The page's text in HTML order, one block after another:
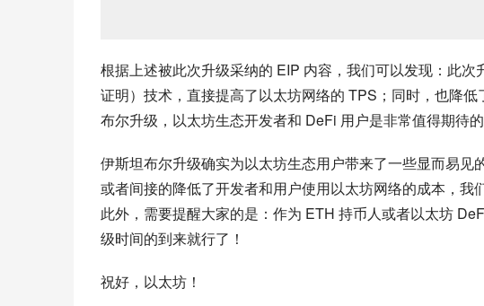
根据上述被此次升级采纳的 EIP 内容，我们可以发现：此
证明）技术，直接提高了以太坊网络的 TPS；同时，也降
布尔升级，以太坊生态开发者和 DeFi 用户是非常值得期待
伊斯坦布尔升级确实为以太坊生态用户带来了一些显而易
或者间接的降低了开发者和用户使用以太坊网络的成本，我
此外，需要提醒大家的是：作为 ETH 持币人或者以太坊
级时间的到来就行了！
祝好，以太坊！